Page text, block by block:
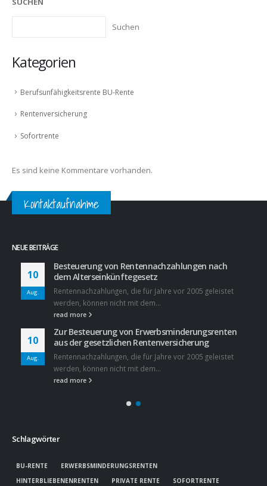
Suchen
Kategorien
Berufsunfähigkeitsrente BU-Rente
Rentenversicherung
Sofortrente
Es sind keine Kommentare vorhanden.
Kontaktaufnahme
NEUE BEITRÄGE
10
Aug.
Besteuerung von Rentennachzahlungen nach
dem Alterseinkünftegesetz
Rentennachzahlungen, die für Jahre vor 2005 geleistet
werden, können nicht mit dem...
read more
10
Aug.
Zur Besteuerung von Erwerbsminderungsrenten
aus der gesetzlichen Rentenversicherung
Rentennachzahlungen, die für Jahre vor 2005 geleistet
werden, können nicht mit dem...
read more
Schlagwörter
BU-RENTE
ERWERBSMINDERUNGSRENTEN
HINTERBLIEBENENRENTEN
PRIVATE RENTE SOFORTRENTE